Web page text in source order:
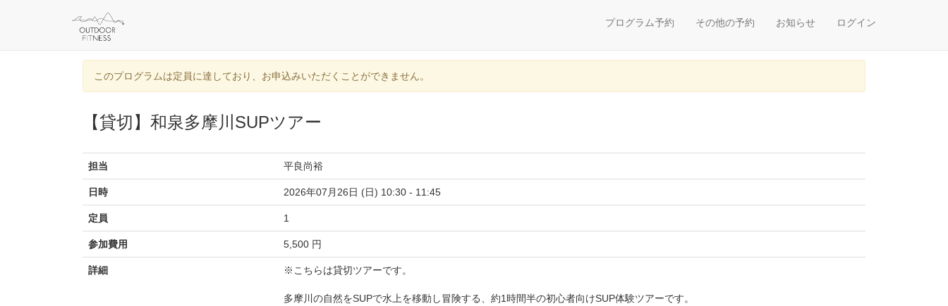
プログラム予約 その他の予約 お知らせ ログイン
このプログラムは定員に達しており、お申込みいただくことができません。
【貸切】和泉多摩川SUPツアー
担当 平良尚裕
日時 2026年07月26日 (日) 10:30 - 11:45
定員 1
参加費用 5,500 円
詳細 ※こちらは貸切ツアーです。
多摩川の自然をSUPで水上を移動し冒険する、約1時間半の初心者向けSUP体験ツアーです。